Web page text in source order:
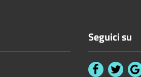
Seguici su